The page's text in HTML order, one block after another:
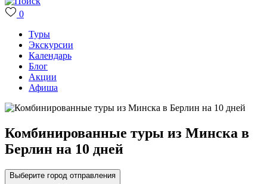
0
Туры
Экскурсии
Календарь
Блог
Акции
Афиша
Комбинированные туры из Минска в
Берлин на 10 дней
Выберите город отправления